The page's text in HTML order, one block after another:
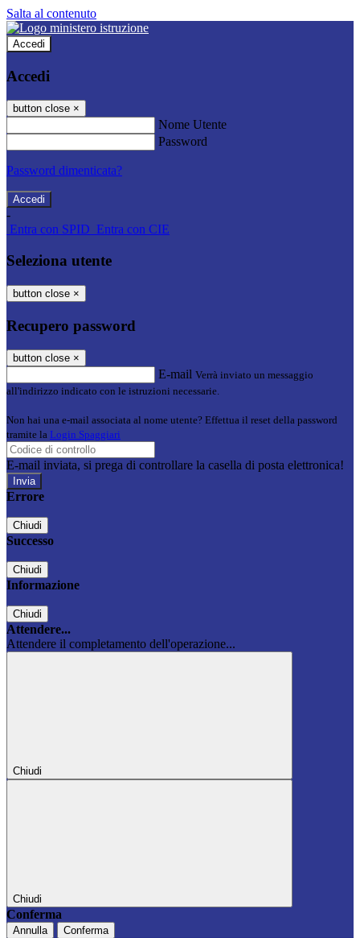
Salta al contenuto
Accedi
Accedi
button close ×
Nome Utente
Password
Password dimenticata?
-
Entra con SPID Entra con CIE
Seleziona utente
button close ×
Recupero password
button close ×
E-mail Verrà inviato un messaggio
all'indirizzo indicato con le istruzioni necessarie.
Non hai una e-mail associata al nome utente? Effettua il reset della password
tramite la Login Spaggiari
E-mail inviata, si prega di controllare la casella di posta elettronica!
Errore
Chiudi
Successo
Chiudi
Informazione
Chiudi
Attendere...
Attendere il completamento dell'operazione...
Chiudi
Chiudi
Conferma
Annulla Conferma